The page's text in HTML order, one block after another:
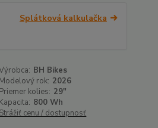
Splátková kalkulačka
BH Bikes
Modelový rok: 2026
Priemer kolies: 29"
Kapacita: 800 Wh
Strážiť cenu / dostupnosť